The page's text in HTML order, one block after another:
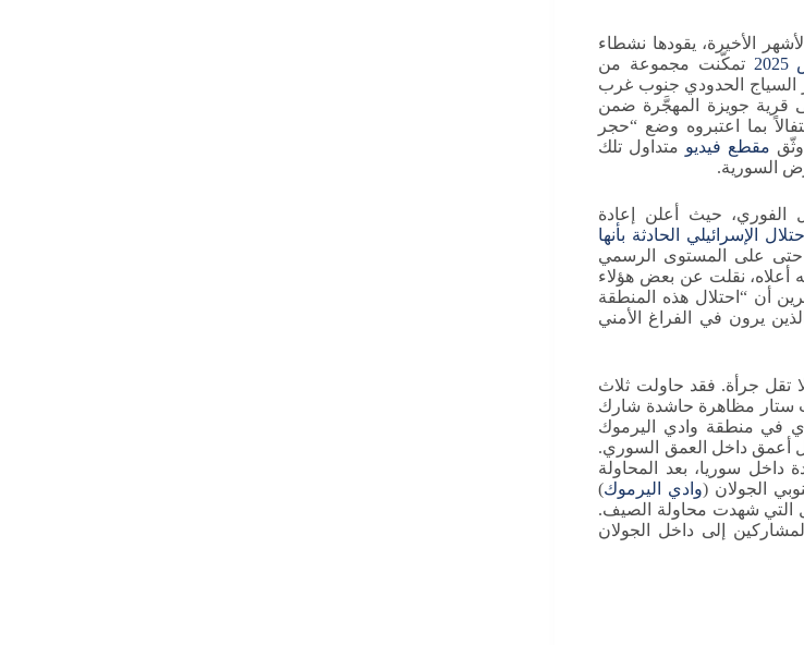
الأخيرة، يقودها نشطاء
تمكّنت مجموعة من
وأطفال، من عبور السياج الحدودي جنوب غرب
قرية جويزة المهجَّرة ضمن
بما اعتبروه وضع “حجر
مقطع فيديو متداول تلك
السورية.
الفوري، حيث أعلن إعادة
الإسرائيلي الحادثة بأنها
على المستوى الرسمي
أعلاه، نقلت عن بعض هؤلاء
أن “احتلال هذه المنطقة
يرون في الفراغ الأمني
أغسطس الفاشلة، تجدّدت المحاولة في أكتوبر 2025 بوتيرة لا تقل جرأة. فقد حاولت ثلاث
السورية مجدداً تحت ستار مظاهرة حاشدة شارك
في منطقة وادي اليرموك
أعمق داخل العمق السوري.
داخل سوريا، بعد المحاولة
الجولان (وادي اليرموك)
التي شهدت محاولة الصيف.
إلى داخل الجولان